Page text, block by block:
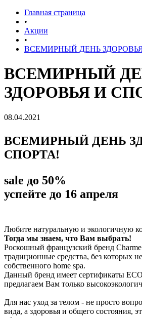
Главная страница
•
Акции
•
ВСЕМИРНЫЙ ДЕНЬ
ВСЕМИРНЫЙ
ЗДОРОВЬЯ И
08.04.2021
ВСЕМИРНЫЙ ДЕНЬ
СПОРТА!
sale до 50%
успейте до 16 апреля
Любите натуральную и экологичную
Тогда мы знаем, что Вам выбрать!
Роскошный французский бренд Charme
традиционные средства, без которых
собственного home spa.
Данный бренд имеет сертификаты
предлагаем Вам только
Для нас уход за телом - не просто
вида, а здоровья и общего состояния,